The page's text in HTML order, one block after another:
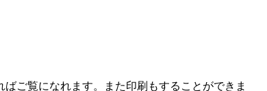
ご覧になれます。また印刷もすることができま